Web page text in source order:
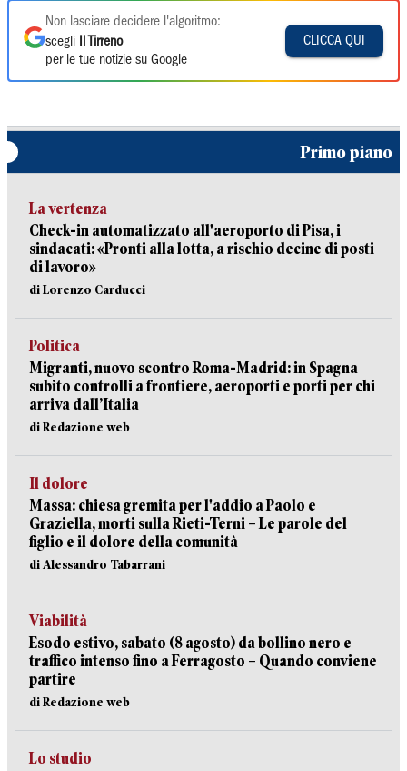
Non lasciare decidere l'algoritmo:
scegli
Il Tirreno
per le tue notizie su Google
CLICCA QUI
Primo piano
La vertenza
Check-in automatizzato all'aeroporto di Pisa, i
sindacati: «Pronti alla lotta, a rischio decine di posti
di lavoro»
di Lorenzo Carducci
Politica
Migranti, nuovo scontro Roma-Madrid: in Spagna
subito controlli a frontiere, aeroporti e porti per chi
arriva dall’Italia
di Redazione web
Il dolore
Massa: chiesa gremita per l'addio a Paolo e
Graziella, morti sulla Rieti-Terni – Le parole del
figlio e il dolore della comunità
di Alessandro Tabarrani
Viabilità
Esodo estivo, sabato (8 agosto) da bollino nero e
traffico intenso fino a Ferragosto – Quando conviene
partire
di Redazione web
Lo studio